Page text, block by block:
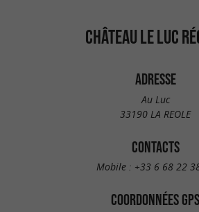
CHÂTEAU LE LUC
ADRESSE
Au Luc
33190 LA REOLE
CONTACTS
Mobile : +33 6 68 22
COORDONNÉES GPS